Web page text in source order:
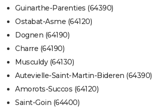
Guinarthe-Parenties (64390)
Ostabat-Asme (64120)
Dognen (64190)
Charre (64190)
Musculdy (64130)
Autevielle-Saint-Martin-Bideren (64390)
Amorots-Succos (64120)
Saint-Goin (64400)